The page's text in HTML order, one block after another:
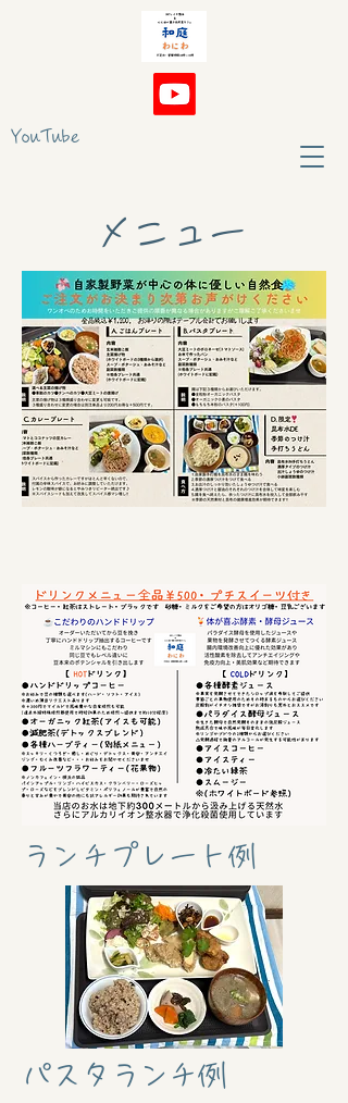
YouTube
メニュー
見
出
し
ランチプレート例
パスタランチ例